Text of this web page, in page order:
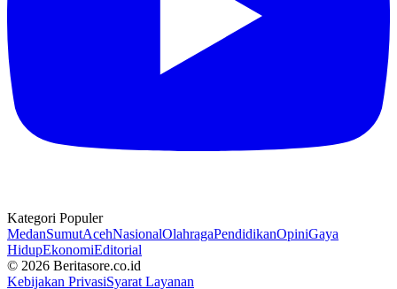
Kategori Populer
MedanSumutAcehNasionalOlahragaPendidikanOpiniGaya
HidupEkonomiEditorial
© 2026 Beritasore.co.id
Kebijakan PrivasiSyarat Layanan